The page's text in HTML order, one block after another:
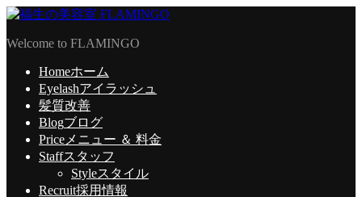
Welcome to FLAMINGO
Homeホーム
Eyelashアイラッシュ
髪質改善
Blogブログ
Price メニュー ＆ 料金
Staffスタッフ
Styleスタイル
Recruit採用情報